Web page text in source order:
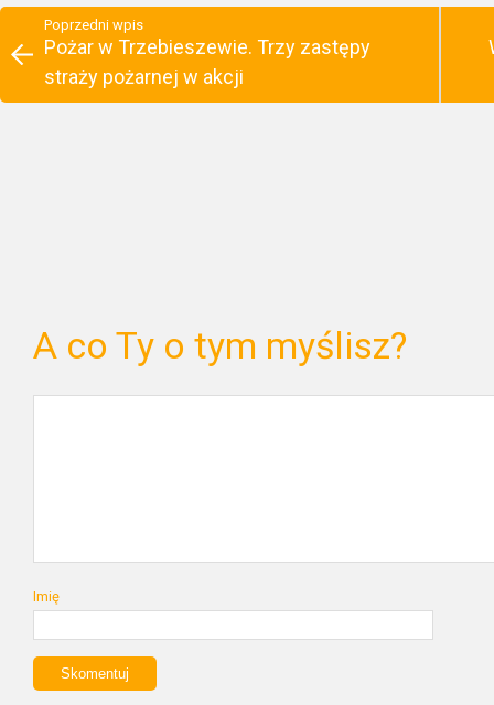
Poprzedni wpis
Pożar w Trzebieszewie. Trzy zastępy
straży pożarnej w akcji
A co Ty o tym myślisz?
Imię